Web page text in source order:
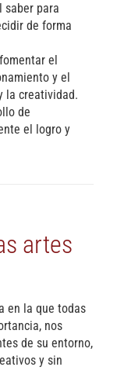
saber para
de forma
el
y el
la creatividad.
de
el logro y
artes
en la que todas
nos
de su entorno,
y sin